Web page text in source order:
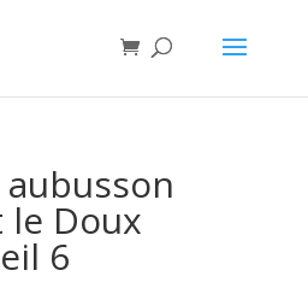
le Doux
6